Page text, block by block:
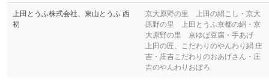
上田とうふ株式会社、東山とうふ 西
初
京大原野の里 上田の絹こし・京大
原野の里 上田とうふ京都の絹・京
大原野の里 京ゆば豆腐・手あげ
上田の匠、こだわりのやんわり絹 庄
吉・庄吉こだわりのおあげさん・庄
吉のやんわりおぼろ